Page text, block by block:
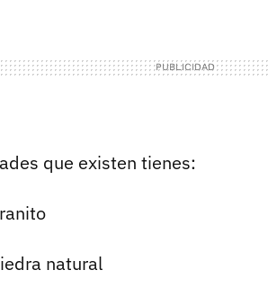
que existen tienes:
natural